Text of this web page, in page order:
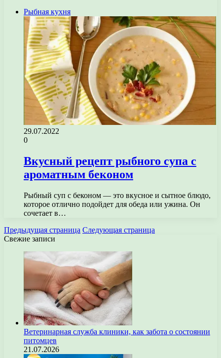
Рыбная кухня
29.07.2022
0
Вкусный рецепт рыбного супа с
ароматным беконом
Рыбный суп с беконом — это вкусное и сытное блюдо,
которое отлично подойдет для обеда или ужина. Он
сочетает в…
Предыдущая страница Следующая страница
Свежие записи
Ветеринарная служба клиники, как забота о состоянии
питомцев
21.07.2026